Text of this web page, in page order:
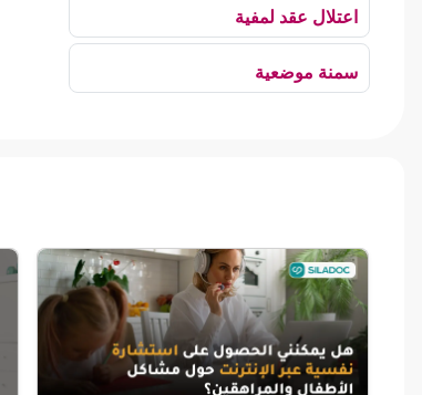
اعتلال عقد لمفية
سمنة موضعية
ضمور الألم
ضمور عصبي ألمي